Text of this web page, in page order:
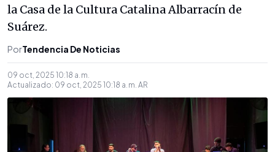
la Casa de la Cultura Catalina Albarracín de
Suárez.
PorTendencia De Noticias
09 oct, 2025 10:18 a. m.
Actualizado: 09 oct, 2025 10:18 a. m. AR